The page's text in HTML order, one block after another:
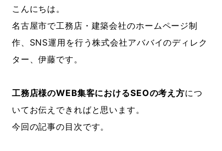
こんにちは。
名古屋市で工務店・建築会社のホームページ制
作、SNS運用を行う株式会社アババイのディレク
ター、伊藤です。
工務店様のWEB集客におけるSEOの考え方につ
いてお伝えできればと思います。
今回の記事の目次です。